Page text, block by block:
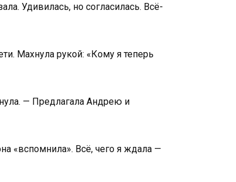
Удивилась, но согласилась. Всё-
Махнула рукой: «Кому я теперь
— Предлагала Андрею и
«вспомнила». Всё, чего я ждала —